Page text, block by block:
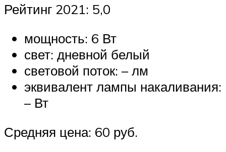
Рейтинг 2021: 5,0
мощность: 6 Вт
свет: дневной белый
световой поток: – лм
эквивалент лампы накаливания:
– Вт
Средняя цена: 60 руб.